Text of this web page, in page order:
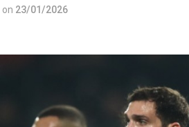
on 23/01/2026